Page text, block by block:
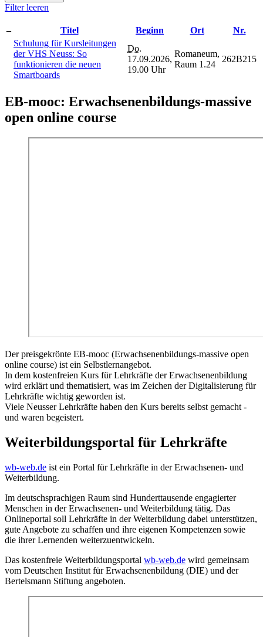
Filter leeren
– Titel Beginn Ort
Nr.
Schulung für Kursleitungen
der VHS Neuss: So
funktionieren die neuen
Smartboards
Do.
17.09.2026,
19.00 Uhr
Romaneum,
Raum 1.24
262B215
EB-mooc: Erwachsenenbildungs-massive
open online course
Der preisgekrönte EB-mooc (Erwachsenenbildungs-massive open
online course) ist ein Selbstlernangebot.
In dem kostenfreien Kurs für Lehrkräfte der Erwachsenenbildung
wird erklärt und thematisiert, was im Zeichen der Digitalisierung für
Lehrkräfte wichtig geworden ist.
Viele Neusser Lehrkräfte haben den Kurs bereits selbst gemacht -
und waren begeistert.
Weiterbildungsportal für Lehrkräfte
wb-web.de ist ein Portal für Lehrkräfte in der Erwachsenen- und
Weiterbildung.
Im deutschsprachigen Raum sind Hunderttausende engagierter
Menschen in der Erwachsenen- und Weiterbildung tätig. Das
Onlineportal soll Lehrkräfte in der Weiterbildung dabei unterstützen,
gute Angebote zu schaffen und ihre eigenen Kompetenzen sowie
die ihrer Lernenden weiterzuentwickeln.
Das kostenfreie Weiterbildungsportal wb-web.de wird gemeinsam
vom Deutschen Institut für Erwachsenenbildung (DIE) und der
Bertelsmann Stiftung angeboten.